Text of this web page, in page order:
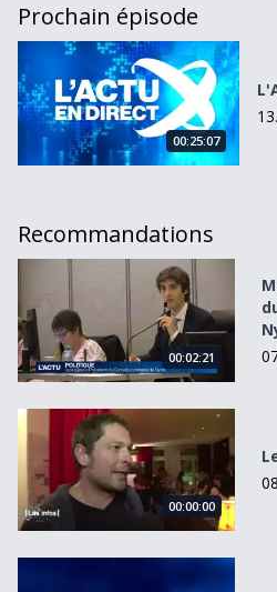
Prochain épisode
L&#039;Actu du 13.10.14 - 19h00
00:25:07
Recommandations
Marco Carenza, Président du
00:02:21
Les Infos du 08.11.12
00:00:00
L&#039;Actu du 17.03.13 - 19h05